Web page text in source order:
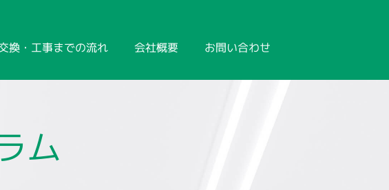
換・工事までの流れ 会社概要 お問い合わせ
ム